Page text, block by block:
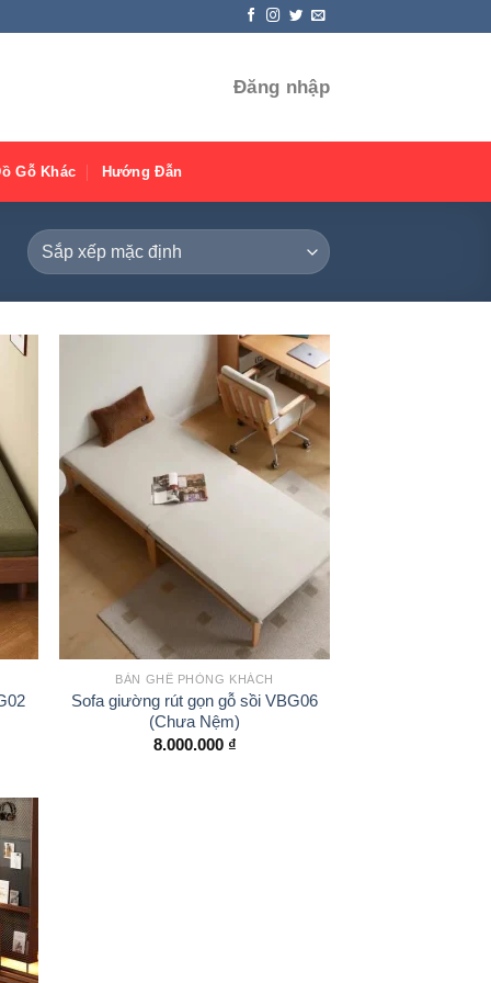
Đăng nhập
Gỗ Khác Hướng Đẫn
BÀN GHẾ PHÒNG KHÁCH
Sofa giường rút gọn gỗ sồi VBG06
(Chưa Nệm)
8.000.000 ₫